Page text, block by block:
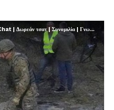
mIRC Hellas Chat - IRC Greek Chat | Δωρεάν τσατ | Συνομιλία | Γνωριμίες | FREE